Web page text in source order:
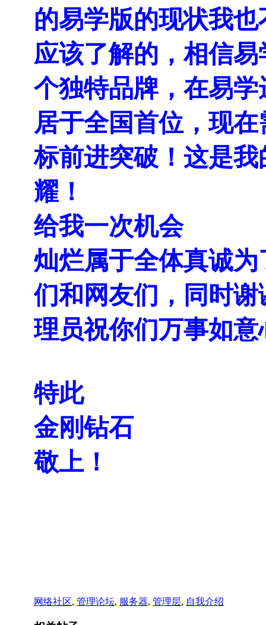
的易学版的现状我
应该了解的，相信
个独特品牌，在易
居于全国首位，现
标前进突破！这是
耀！
给我一次机会
灿烂属于全体真诚
们和网友们，同时
理员祝你们万事如
特此
金刚钻石
敬上！
网络社区, 管理论坛, 服务器, 管理层, 自我介绍